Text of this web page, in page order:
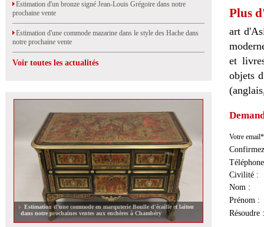
Estimation d'un bronze signé Jean-Louis Grégoire dans notre
prochaine vente
Estimation d'une commode mazarine dans le style des Hache dans
notre prochaine vente
Voir toutes les actualités
Estimation d'une commode en marquterie Boulle d'écaille et laiton
dans notre prochaines ventes aux enchères à Chambéry
Plus
art
et
objets
Votre
Civilité :
Nom :
Prénom :